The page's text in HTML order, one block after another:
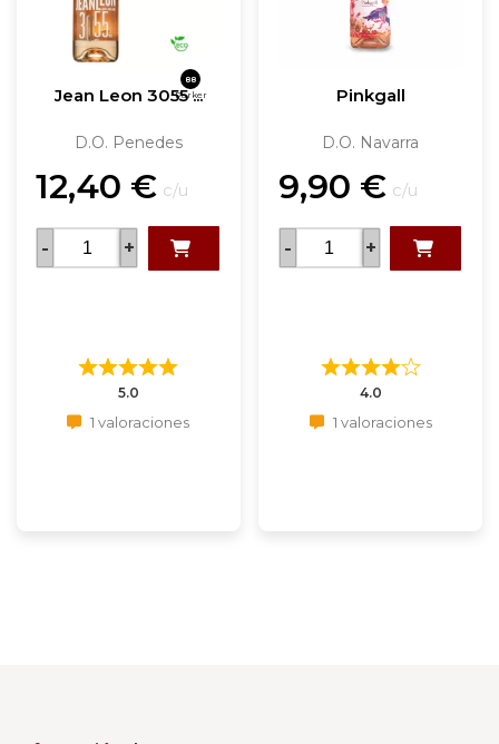
Jean Leon 3055 ...
D.O. Penedes
88
Parker
12,40 € c/u
- +
5.0
1 valoraciones
Pinkgall
D.O. Navarra
9,90 € c/u
- +
4.0
1 valoraciones